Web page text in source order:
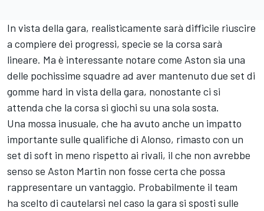
In vista della gara, realisticamente sarà difficile riuscire
a compiere dei progressi, specie se la corsa sarà
lineare. Ma è interessante notare come Aston sia una
delle pochissime squadre ad aver mantenuto due set di
gomme hard in vista della gara, nonostante ci si
attenda che la corsa si giochi su una sola sosta.
Una mossa inusuale, che ha avuto anche un impatto
importante sulle qualifiche di Alonso, rimasto con un
set di soft in meno rispetto ai rivali, il che non avrebbe
senso se Aston Martin non fosse certa che possa
rappresentare un vantaggio. Probabilmente il team
ha scelto di cautelarsi nel caso la gara si sposti sulle